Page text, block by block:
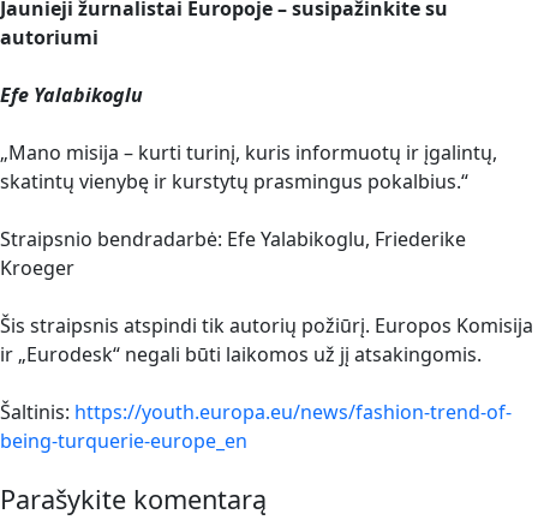
Jaunieji žurnalistai Europoje – susipažinkite su
autoriumi
Efe Yalabikoglu
„Mano misija – kurti turinį, kuris informuotų ir įgalintų,
skatintų vienybę ir kurstytų prasmingus pokalbius.“
Straipsnio bendradarbė: Efe Yalabikoglu, Friederike
Kroeger
Šis straipsnis atspindi tik autorių požiūrį. Europos Komisija
ir „Eurodesk“ negali būti laikomos už jį atsakingomis.
Šaltinis: https://youth.europa.eu/news/fashion-trend-of-
being-turquerie-europe_en
Parašykite komentarą